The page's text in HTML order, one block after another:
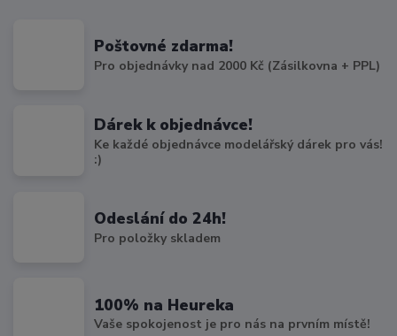
Poštovné zdarma!
Pro objednávky nad 2000 Kč (Zásilkovna + PPL)
Dárek k objednávce!
Ke každé objednávce modelářský dárek pro vás!
:)
Odeslání do 24h!
Pro položky skladem
100% na Heureka
Vaše spokojenost je pro nás na prvním místě!